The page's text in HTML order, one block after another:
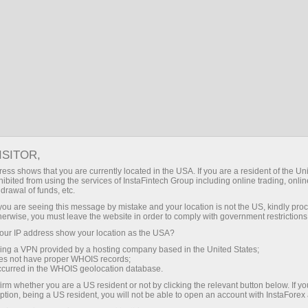
Ob InstaForeks
InstaForeks brendi 2007 yilda yaratilgan va
hozirgi vaqtda butun dunyo bo`yicha 7 000 000
dan ortiq treyderlarning tanlovi bo`ldi.
shows that you are currently located in the USA. If you are a resident of the
from using the services of InstaFintech Group including online trading,
of funds, etc.
are seeing this message by mistake and your location is not the US, kindly
you must leave the website in order to comply with government
IP address show your location as the USA?
a VPN provided by a hosting company based in the United States;
not have proper WHOIS records;
in the WHOIS geolocation database.
whether you are a US resident or not by clicking the relevant button below. If
being a US resident, you will not be able to open an account with InstaForex